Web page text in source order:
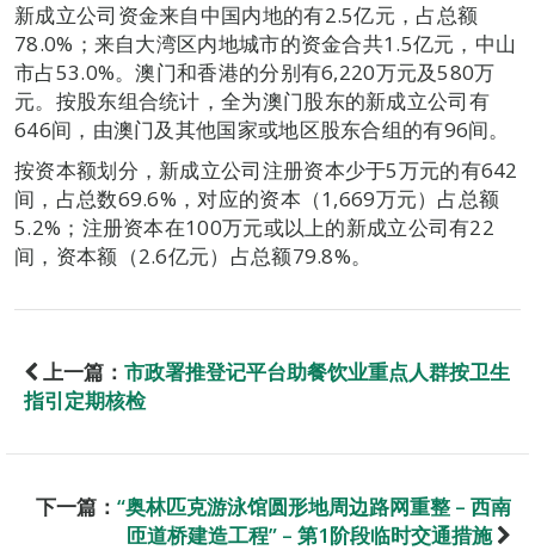
新成立公司资金来自中国内地的有2.5亿元，占总额
78.0%；来自大湾区内地城市的资金合共1.5亿元，中山
市占53.0%。澳门和香港的分别有6,220万元及580万
元。按股东组合统计，全为澳门股东的新成立公司有
646间，由澳门及其他国家或地区股东合组的有96间。
按资本额划分，新成立公司注册资本少于5万元的有642
间，占总数69.6%，对应的资本（1,669万元）占总额
5.2%；注册资本在100万元或以上的新成立公司有22
间，资本额（2.6亿元）占总额79.8%。
上一篇： 市政署推登记平台助餐饮业重点人群按卫生
指引定期核检
下一篇： “奥林匹克游泳馆圆形地周边路网重整 – 西南
匝道桥建造工程” – 第1阶段临时交通措施